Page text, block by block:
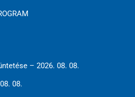
– 2026. 08. 08.
08.